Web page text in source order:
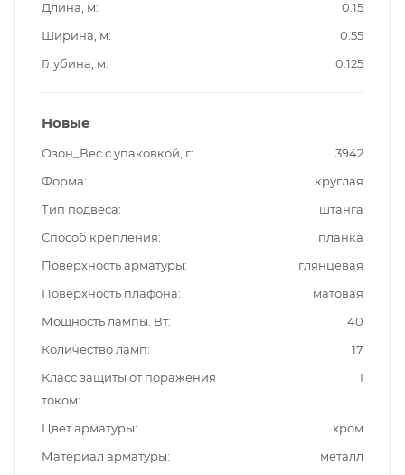
Длина, м
0.15
Ширина, м
0.55
Глубина, м
0.125
Новые
Озон_Вес с упаковкой, г
3942
Форма
круглая
Тип подвеса
штанга
Способ крепления
планка
Поверхность арматуры
глянцевая
Поверхность плафона
матовая
Мощность лампы. Вт
40
Количество ламп
17
Класс защиты от поражения
током
I
Цвет арматуры
хром
Материал арматуры
металл